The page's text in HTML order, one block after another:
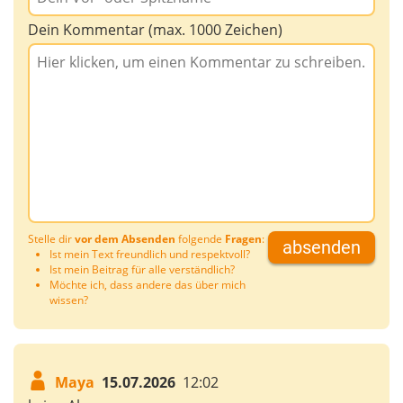
Dein Kommentar (max. 1000 Zeichen)
Stelle dirvor dem Absenden folgende Fragen:
Ist mein Text freundlich und respektvoll?
Ist mein Beitrag für alle verständlich?
Möchte ich, dass andere das über mich
wissen?
absenden
Maya 15.07.2026 12:02